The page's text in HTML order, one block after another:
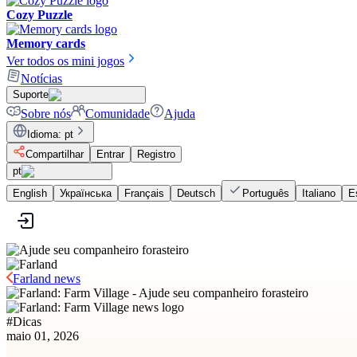
Cozy Puzzle
Memory cards
Ver todos os mini jogos
Notícias
Suporte
Sobre nós Comunidade Ajuda
Idioma: pt
Compartilhar
Entrar
Registro
pt
English
Українська Français Deutsch Português Italiano
Farland news
#Dicas
maio 01, 2026